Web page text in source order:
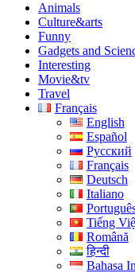
Animals
Culture&arts
Funny
Gadgets and
Interesting
Movie&tv
Travel
Français
English
Español
Русский
Français
Deutsch
Italiano
Tiếng
Română
हिन्दी
Bahasa